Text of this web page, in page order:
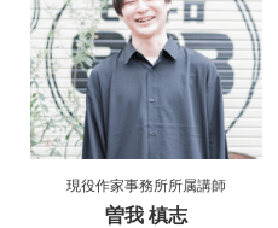
現役作家事務所所属講師
曽我 槙志